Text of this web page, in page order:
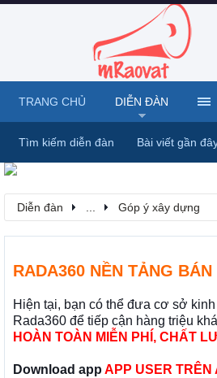
Diễn đàn Góp ý xây dựng
RADA360 NỀN TẢNG
Hiện tại, bạn có thể đưa cơ sở
Rada360 để tiếp cận hàng triệu
HOÀN TOÀN MIỄN PHÍ, CHẤT
Download app APP USER TRÊN
TRANG CHỦ DIỄN ĐÀN
Tìm kiếm diễn đàn Bài viết gần